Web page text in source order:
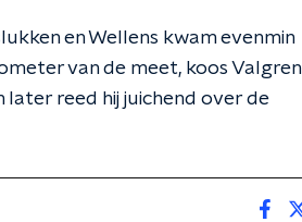
en Wellens kwam evenmin
van de meet, koos Valgren
later reed hij juichend over de